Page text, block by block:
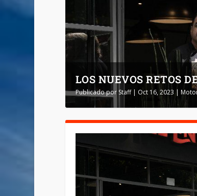
LOS NUEVOS RETOS
Publicado por Staff| Oct 16, 2023|